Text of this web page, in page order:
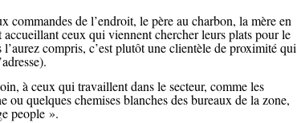
commandes de l’endroit, le père au charbon, la mère en
ceux qui viennent chercher leurs plats pour le
compris, c’est plutôt une clientèle de proximité qui
à ceux qui travaillent dans le secteur, comme les
ou quelques chemises blanches des bureaux de la zone,
people ».